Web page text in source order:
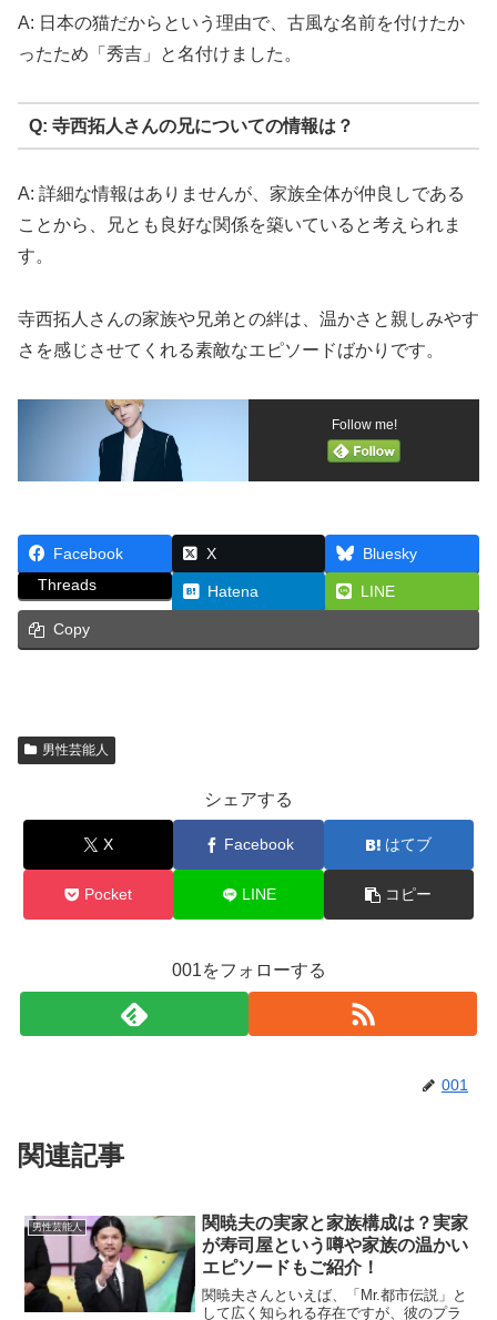
A: 日本の猫だからという理由で、古風な名前を付けたか
ったため「秀吉」と名付けました。
Q: 寺西拓人さんの兄についての情報は？
A: 詳細な情報はありませんが、家族全体が仲良しである
ことから、兄とも良好な関係を築いていると考えられま
す。
寺西拓人さんの家族や兄弟との絆は、温かさと親しみやす
さを感じさせてくれる素敵なエピソードばかりです。
Follow me!
Facebook X
Bluesky
Threads
Hatena LINE
Copy
男性芸能人
シェアする
X Facebook はてブ
Pocket LINE コピー
001をフォローする
001
関連記事
男性芸能人
関暁夫の実家と家族構成は？実家
が寿司屋という噂や家族の温かい
エピソードもご紹介！
関暁夫さんといえば、「Mr.都市伝説」と
して広く知られる存在ですが、彼のプラ